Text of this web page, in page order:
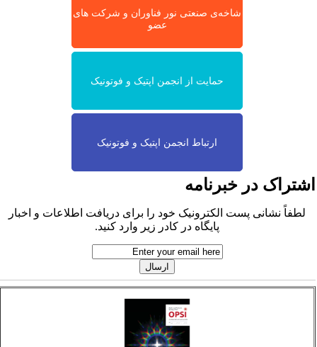
شاخه‌ی صنعتی نور فناوران و شرکت های
عضو
حمایت از انجمن اپتیک و فوتونیک
ارتباط انجمن اپتیک و فوتونیک
در خبرنامه
لطفاً نشانی پست الکترونیک خود را برای دریافت اطلاعات و اخبار
پایگاه در کادر زیر وارد کنید.